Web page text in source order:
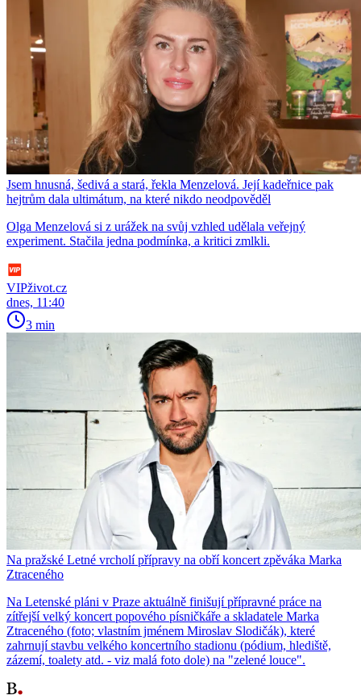
Jsem hnusná, šedivá a stará, řekla Menzelová. Její kadeřnice pak
hejtrům dala ultimátum, na které nikdo neodpověděl
Olga Menzelová si z urážek na svůj vzhled udělala veřejný
experiment. Stačila jedna podmínka, a kritici zmlkli.
VIPživot.cz
dnes, 11:40
3 min
Na pražské Letné vrcholí přípravy na obří koncert zpěváka Marka
Ztraceného
Na Letenské pláni v Praze aktuálně finišují přípravné práce na
zítřejší velký koncert popového písničkáře a skladatele Marka
Ztraceného (foto; vlastním jménem Miroslav Slodičák), které
zahrnují stavbu velkého koncertního stadionu (pódium, hlediště,
zázemí, toalety atd. - viz malá foto dole) na "zelené louce".